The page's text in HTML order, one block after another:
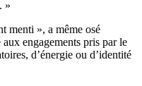
»
menti », a même osé
engagements pris par le
d’énergie ou d’identité